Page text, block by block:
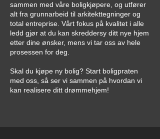
sammen med våre boligkjøpere, og utfører
alt fra grunnarbeid til arkitekttegninger og
total entreprise. Vårt fokus på kvalitet i alle
ledd gjør at du kan skreddersy ditt nye hjem
etter dine ønsker, mens vi tar oss av hele
prosessen for deg.
Skal du kjøpe ny bolig? Start boligpraten
med oss, så ser vi sammen på hvordan vi
kan realisere ditt drømmehjem!